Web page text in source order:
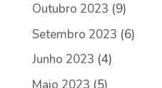
Outubro 2023 (9)
Setembro 2023 (6)
Junho 2023 (4)